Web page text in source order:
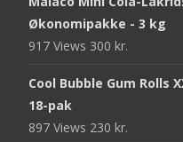
Økonomipakke - 3 kg
917 Views 300 kr.
Cool Bubble Gum Rolls
18-pak
897 Views 230 kr.